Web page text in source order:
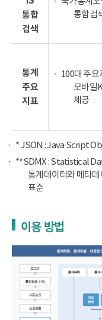
통합
검색
통합검
통계
주요
지표
100대 주요
모바일
제공
* JSON : Java Script
**SDMX : Statistical
통계데이터와 메타
표준
이용 방법